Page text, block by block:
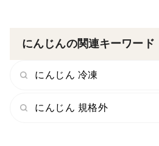
にんじんの関連キーワード
にんじん 冷凍
にんじん 規格外